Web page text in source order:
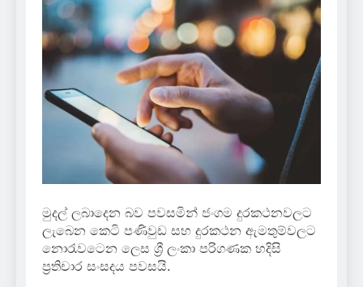
මුදල් ලබාදෙන බව පවසමින් ජංගම දුරකථනවලට
ලැබෙන කෙටි පණිවුඩ සහ දුරකථන ඇමතුම්වලට
නොරැවටෙන ලෙස ශ්‍රී ලංකා පරිගණක හදිසි
ප්‍රතිචාර සංසදය පවසයි.